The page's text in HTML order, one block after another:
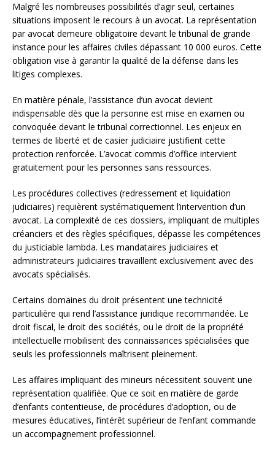
Malgré les nombreuses possibilités d’agir seul, certaines
situations imposent le recours à un avocat. La représentation
par avocat demeure obligatoire devant le tribunal de grande
instance pour les affaires civiles dépassant 10 000 euros. Cette
obligation vise à garantir la qualité de la défense dans les
litiges complexes.
En matière pénale, l’assistance d’un avocat devient
indispensable dès que la personne est mise en examen ou
convoquée devant le tribunal correctionnel. Les enjeux en
termes de liberté et de casier judiciaire justifient cette
protection renforcée. L’avocat commis d’office intervient
gratuitement pour les personnes sans ressources.
Les procédures collectives (redressement et liquidation
judiciaires) requièrent systématiquement l’intervention d’un
avocat. La complexité de ces dossiers, impliquant de multiples
créanciers et des règles spécifiques, dépasse les compétences
du justiciable lambda. Les mandataires judiciaires et
administrateurs judiciaires travaillent exclusivement avec des
avocats spécialisés.
Certains domaines du droit présentent une technicité
particulière qui rend l’assistance juridique recommandée. Le
droit fiscal, le droit des sociétés, ou le droit de la propriété
intellectuelle mobilisent des connaissances spécialisées que
seuls les professionnels maîtrisent pleinement.
Les affaires impliquant des mineurs nécessitent souvent une
représentation qualifiée. Que ce soit en matière de garde
d’enfants contentieuse, de procédures d’adoption, ou de
mesures éducatives, l’intérêt supérieur de l’enfant commande
un accompagnement professionnel.